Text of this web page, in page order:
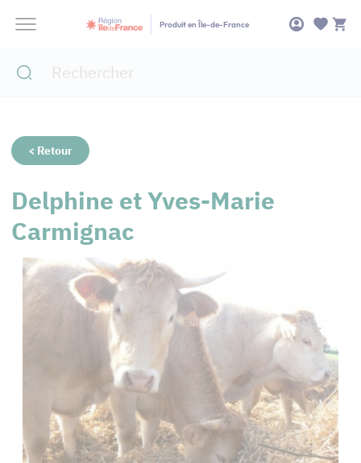
Produit en Île-de-France
< Retour
Delphine et Yves-Marie
Carmignac